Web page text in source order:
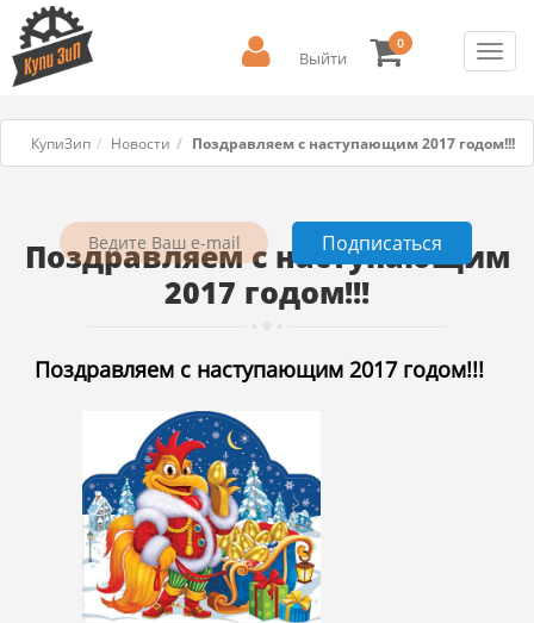
Выйти
0
КупиЗип Новости Поздравляем с наступающим 2017 годом!!!
Поздравляем с наступающим
2017 годом!!!
Поздравляем с наступающим 2017 годом!!!